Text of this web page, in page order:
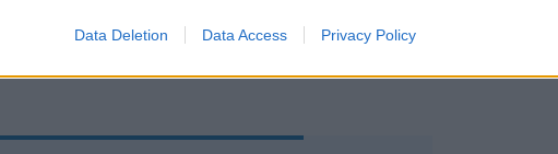
Data Deletion Data Access Privacy Policy